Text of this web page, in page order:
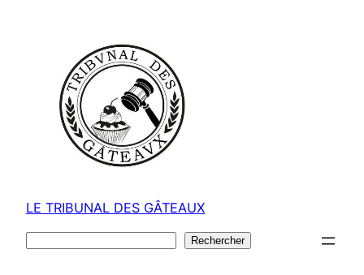
LE TRIBUNAL DES GÂTEAUX
Rechercher